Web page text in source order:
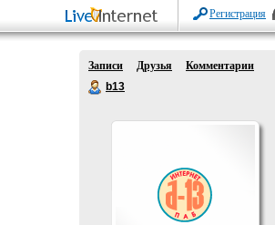
Регистрация
Записи Друзья
Комментарии
b13